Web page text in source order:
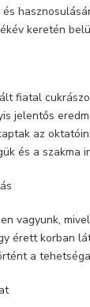
keretén
fiatal
jelentős
az
és a szakma
vagyunk,
érett korban
a